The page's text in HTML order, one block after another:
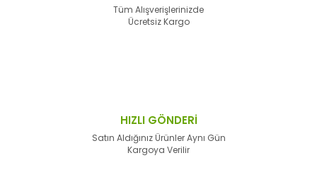
Tüm Alışverişlerinizde
Ücretsiz Kargo
HIZLI GÖNDERİ
Satın Aldığınız Ürünler Aynı Gün
Kargoya Verilir